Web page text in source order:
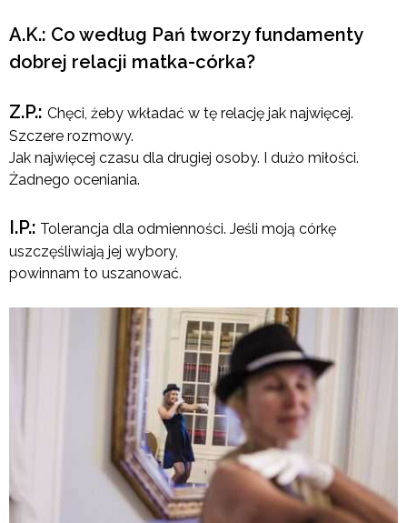
A.K.: Co według Pań tworzy fundamenty
dobrej relacji matka-córka?
Z.P.: Chęci, żeby wkładać w tę relację jak najwięcej.
Szczere rozmowy.
Jak najwięcej czasu dla drugiej osoby. I dużo miłości.
Żadnego oceniania.
I.P.: Tolerancja dla odmienności. Jeśli moją córkę
uszczęśliwiają jej wybory,
powinnam to uszanować.